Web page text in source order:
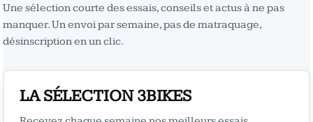
Une sélection courte des essais, conseils et actus à ne pas
manquer. Un envoi par semaine, pas de matraquage,
désinscription en un clic.
LA SÉLECTION 3BIKES